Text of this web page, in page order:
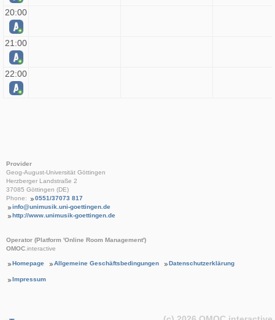
20:00
21:00
22:00
Provider
Geog-August-Universität Göttingen
Herzberger Landstraße 2
37085 Göttingen (DE)
Phone:
0551/37073 817
info@unimusik.uni-goettingen.de
http://www.unimusik-goettingen.de
Operator (Platform 'Online Room Management')
OMOC .interactive
Homepage Allgemeine Geschäftsbedingungen Datenschutzerklärung
Impressum